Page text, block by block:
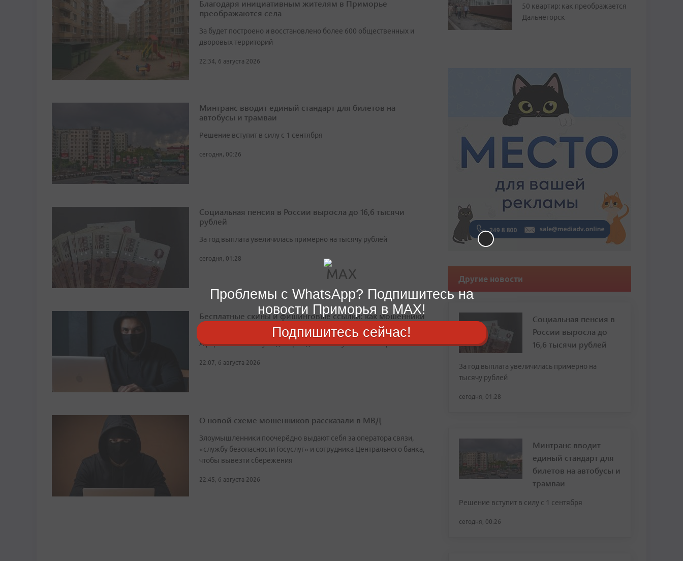
Благодаря инициативным жителям в Приморье
преображаются села
За будет построено и восстановлено более 600 общественных и
дворовых территорий
22:34, 6 августа 2026
Минтранс вводит единый стандарт для билетов на
автобусы и трамваи
Решение вступит в силу с 1 сентября
сегодня, 00:26
Социальная пенсия в России выросла до 16,6 тысячи
рублей
За год выплата увеличилась примерно на тысячу рублей
сегодня, 01:28
Бесплатные скины и фишинговые ссылки: как мошенники
обманывают детей
Аферисты используют доверие детей и их увлечение играми
22:07, 6 августа 2026
О новой схеме мошенников рассказали в МВД
Злоумышленники поочерёдно выдают себя за оператора связи,
«службу безопасности Госуслуг» и сотрудника Центрального банка,
чтобы вывезти сбережения
22:45, 6 августа 2026
50 квартир: как преображается
Дальнегорск
Другие новости
Социальная пенсия в
России выросла до
16,6 тысячи рублей
За год выплата увеличилась примерно на
тысячу рублей
сегодня, 01:28
Минтранс вводит
единый стандарт для
билетов на автобусы и
трамваи
Решение вступит в силу с 1 сентября
сегодня, 00:26
Проблемы с WhatsApp? Подпишитесь на
новости Приморья в MAX!
Подпишитесь сейчас!